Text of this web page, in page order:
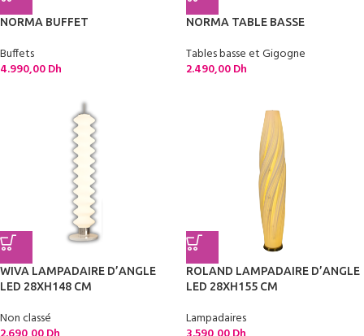
NORMA BUFFET
Buffets
4.990,00Dh
NORMA TABLE BASSE
Tables basse et Gigogne
2.490,00Dh
WIVA LAMPADAIRE D’ANGLE
LED 28XH148 CM
Non classé
ROLAND LAMPADAIRE D’ANGLE
LED 28XH155 CM
Lampadaires